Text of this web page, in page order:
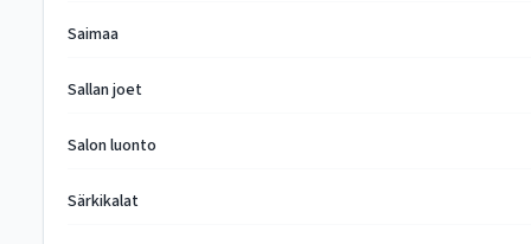
Saimaa
Sallan joet
Salon luonto
Särkikalat